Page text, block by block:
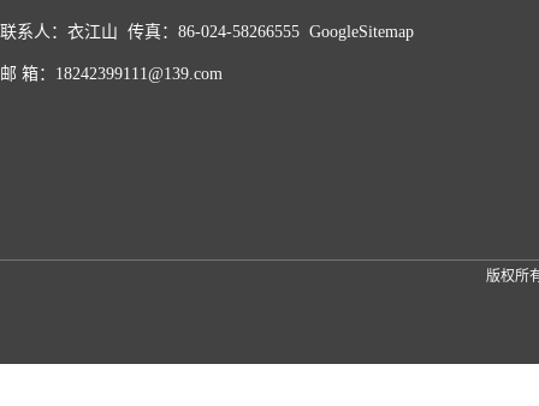
联系人：衣江山 传真：86-024-58266555 GoogleSitemap
邮 箱：18242399111@139.com
版权所